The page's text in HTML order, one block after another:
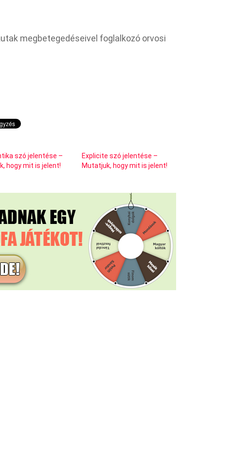
megbetegedéseivel foglalkozó orvosi
szó jelentése –
hogy mit is jelent!
Explicite szó jelentése –
Mutatjuk, hogy mit is jelent!